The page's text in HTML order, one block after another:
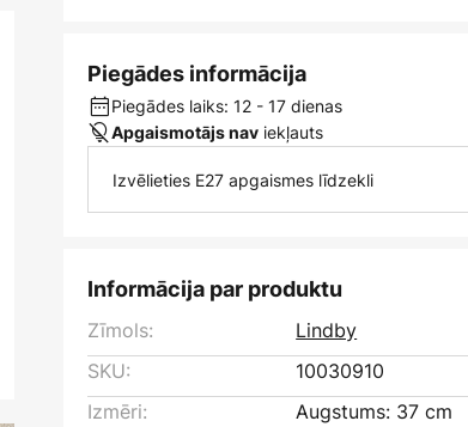
Piegādes informācija
Piegādes laiks: 12 - 17 dienas
Apgaismotājs nav iekļauts
Izvēlieties E27 apgaismes līdzekli
Informācija par produktu
Zīmols:
Lindby
SKU:
10030910
Izmēri:
Augstums: 37 cm